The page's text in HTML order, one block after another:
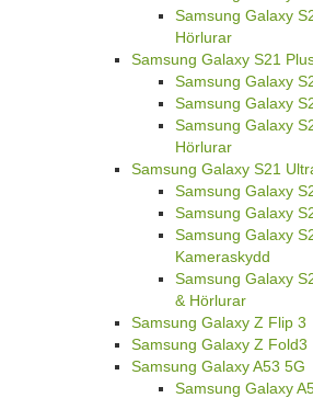
Samsung Galaxy
Hörlurar
Samsung Galaxy S21
Samsung Galaxy
Samsung Galaxy
Samsung Galaxy
Hörlurar
Samsung Galaxy S21
Samsung Galaxy
Samsung Galaxy
Samsung Galaxy
Kameraskydd
Samsung Galaxy
& Hörlurar
Samsung Galaxy Z Flip 3
Samsung Galaxy Z Fold3
Samsung Galaxy A53 5G
Samsung Galaxy